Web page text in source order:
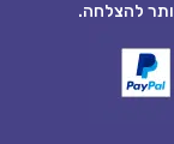
להצלחה.